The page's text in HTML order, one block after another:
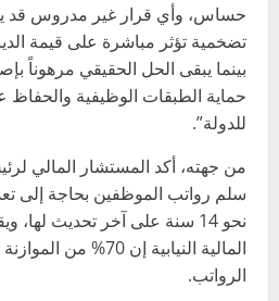
حساس، وأي قرار غير مدروس قد
تضخمية تؤثر مباشرة على قيمة
بينما يبقى الحل الحقيقي مرهوناً
حماية الطبقات الوظيفية والحفاظ
للدولة”.
من جهته، أكد المستشار المالي
سلم رواتب الموظفين بحاجة إلى
نحو 14 سنة على آخر تحديث
المالية النيابية إن
الرواتب.